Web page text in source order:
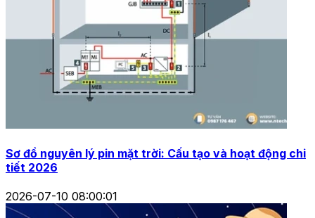
Sơ đồ nguyên lý pin mặt trời: Cấu tạo và hoạt động chi
tiết 2026
2026-07-10 08:00:01